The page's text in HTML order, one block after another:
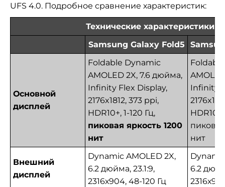
UFS 4.0. Подробное сравнение характеристик:
Технические характеристики
Samsung Galaxy Fold5
Основной
дисплей
Foldable Dynamic
AMOLED 2X, 7.6 дюйма,
Infinity Flex Display,
2176x1812, 373 ppi,
HDR10+, 1-120 Гц,
пиковая яркость 1200
нит
Infinity
нит
Внешний
дисплей
Dynamic AMOLED 2X,
6.2 дюйма, 23.1:9,
2316х904, 48-120 Гц
6.2